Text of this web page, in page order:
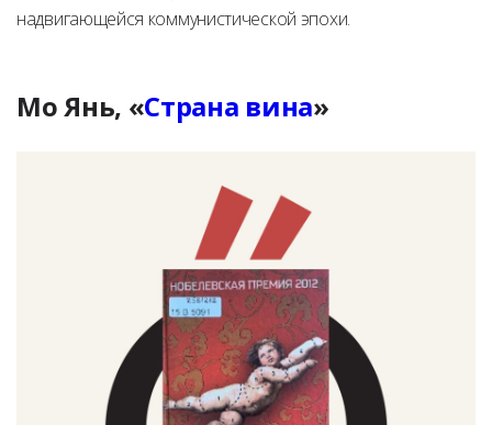
надвигающейся коммунистической эпохи.
Мо Янь, «Страна вина»